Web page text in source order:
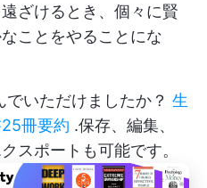
ざけるとき、個々に賢
ことをやることにな
いただけましたか？ 生
冊要約 .保存、編集、
スポートも可能です。